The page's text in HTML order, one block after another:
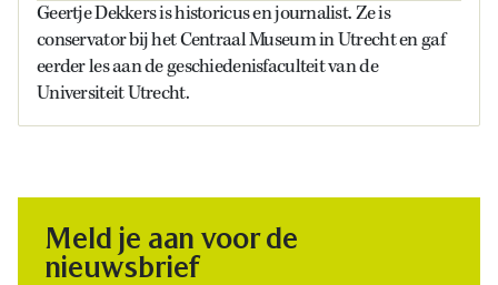
Geertje Dekkers is historicus en journalist. Ze is
conservator bij het Centraal Museum in Utrecht en gaf
eerder les aan de geschiedenisfaculteit van de
Universiteit Utrecht.
Meld je aan voor de
nieuwsbrief